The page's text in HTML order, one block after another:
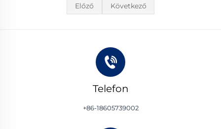
Előző Következő
Telefon
+86-18605739002